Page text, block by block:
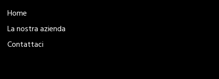
Home
La nostra azienda
Contattaci